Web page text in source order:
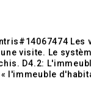
seront possibles
a été converti